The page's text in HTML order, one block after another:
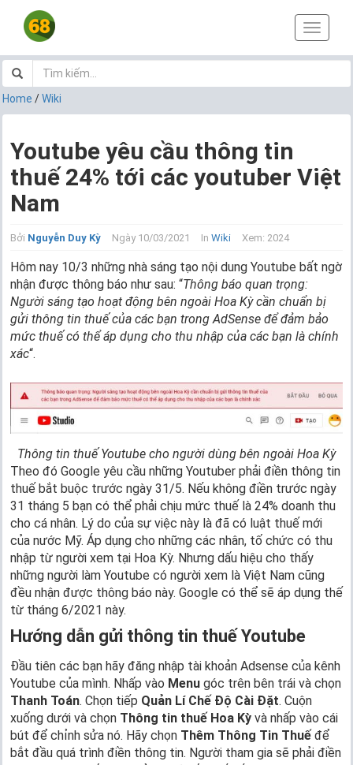
T
o
g
i
g
n
Home /Wiki
Youtube yêu cầu thông tin
thuế 24% tới các youtuber Việt
Nam
Bởi Nguyễn Duy Kỳ Ngày 10/03/2021 In Wiki Xem: 2024
Hôm nay 10/3 những nhà sáng tạo nội dung Youtube bất ngờ
nhận được thông báo như sau: “Thông báo quan trọng:
Người sáng tạo hoạt động bên ngoài Hoa Kỳ cần chuẩn bị
gửi thông tin thuế của các bạn trong AdSense để đảm bảo
mức thuế có thể áp dụng cho thu nhập của các bạn là chính
xác“.
Thông tin thuế Youtube cho người dùng bên ngoài Hoa Kỳ
Theo đó Google yêu cầu những Youtuber phải điền thông tin
thuế bắt buộc trước ngày 31/5. Nếu không điền trước ngày
31 tháng 5 bạn có thể phải chịu mức thuế là 24% doanh thu
cho cá nhân. Lý do của sự việc này là đã có luật thuế mới
của nước Mỹ. Áp dụng cho những các nhân, tố chức có thu
nhập từ người xem tại Hoa Kỳ. Nhưng dấu hiệu cho thấy
những người làm Youtube có người xem là Việt Nam cũng
đều nhận được thông báo này. Google có thể sẽ áp dụng thế
từ tháng 6/2021 này.
Hướng dẫn gửi thông tin thuế Youtube
Đầu tiên các bạn hãy đăng nhập tài khoản Adsense của kênh
Youtube của mình. Nhấp vào Menu góc trên bên trái và chọn
Thanh Toán. Chọn tiếp Quản Lí Chế Độ Cài Đặt. Cuộn
xuống dưới và chọn Thông tin thuế Hoa Kỳ và nhấp vào cái
bút để chỉnh sửa nó. Hãy chọn Thêm Thông Tin Thuế để
bắt đầu quá trình điền thông tin. Người tham gia sẽ phải điền